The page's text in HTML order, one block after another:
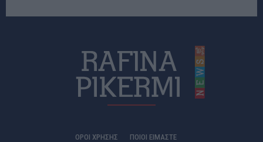
ΟΡΟΙ ΧΡΗΣΗΣ ΠΟΙΟΊ ΕΊΜΑΣΤΕ